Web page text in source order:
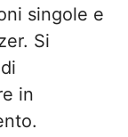
singole e
Si
in